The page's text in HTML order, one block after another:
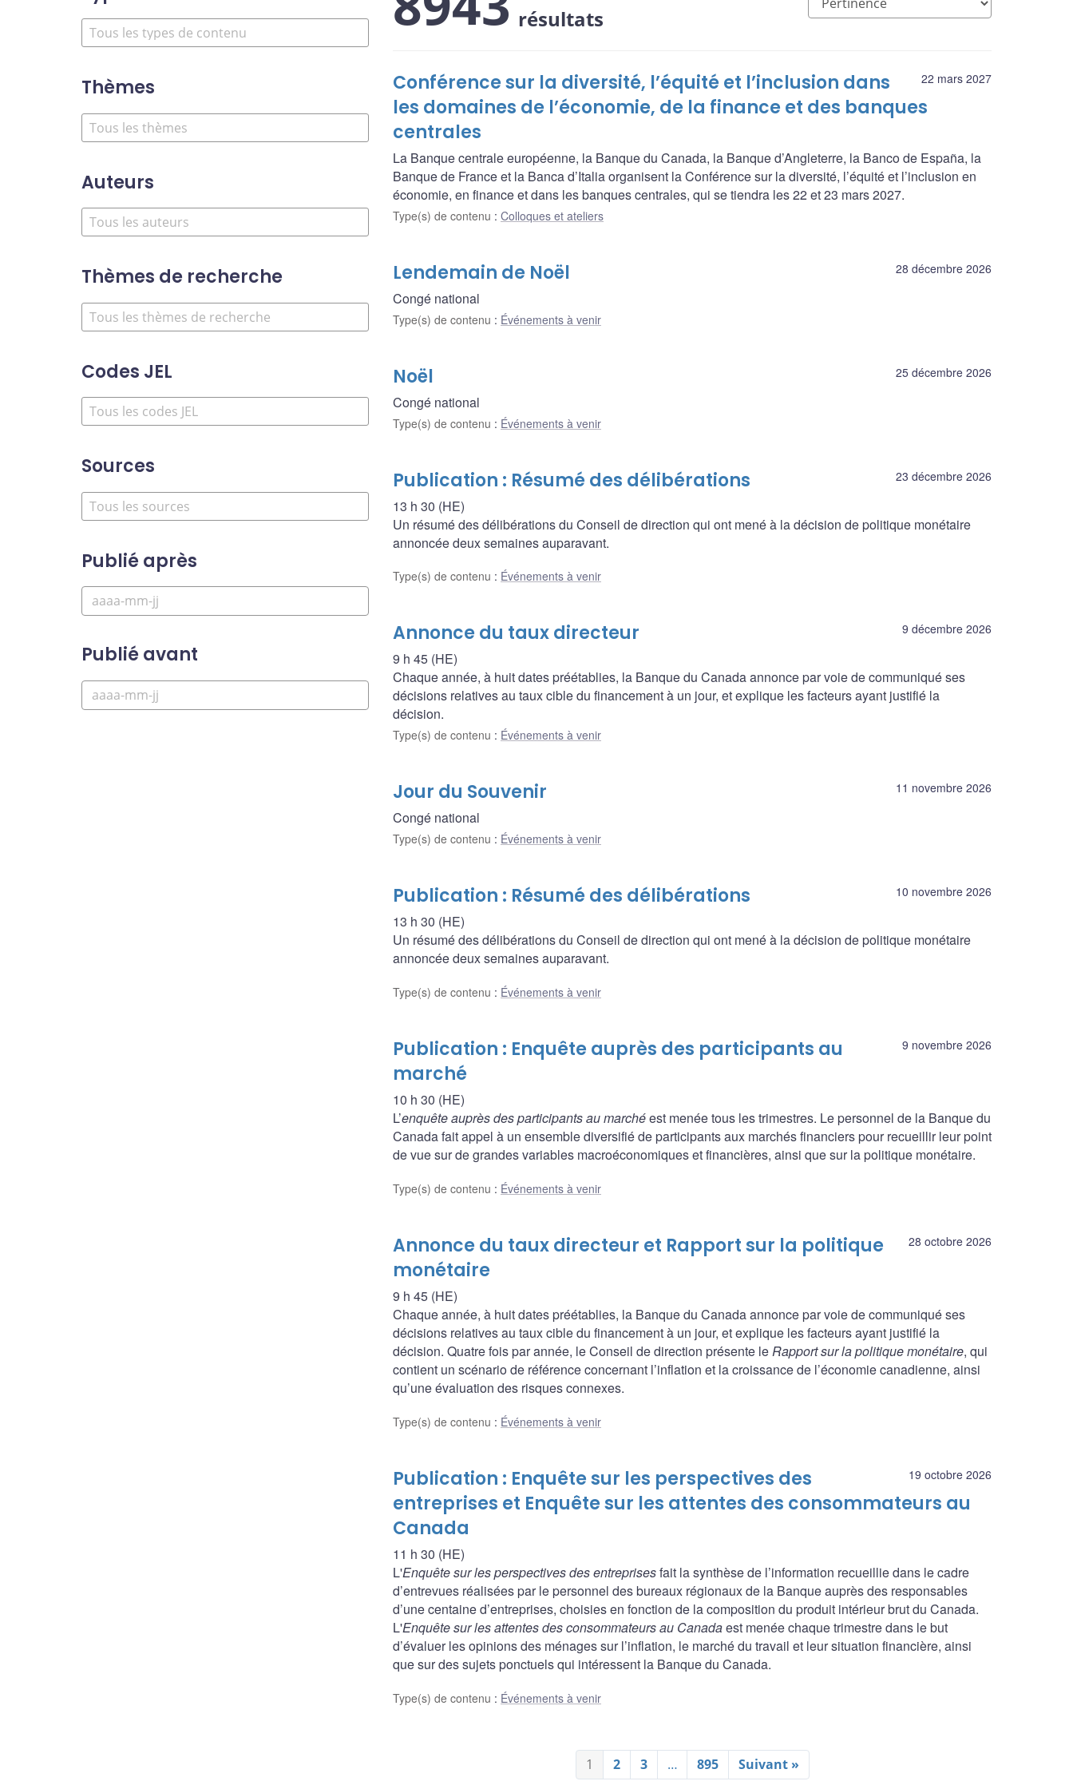
Thèmes
Auteurs
Thèmes de recherche
Codes JEL
Sources
Publié après
Publié avant
résultats
22 mars 2027
Conférence sur la diversité, l’équité et l’inclusion dans
les domaines de l’économie, de la finance et des banques
centrales
La Banque centrale européenne, la Banque du Canada, la Banque d’Angleterre, la Banco de España, la
Banque de France et la Banca d’Italia organisent la Conférence sur la diversité, l’équité et l’inclusion en
économie, en finance et dans les banques centrales, qui se tiendra les 22 et 23 mars 2027.
Type(s) de contenu : Colloques et ateliers
28 décembre 2026
Lendemain de Noël
Congé national
Type(s) de contenu : Événements à venir
25 décembre 2026
Noël
Congé national
Type(s) de contenu : Événements à venir
23 décembre 2026
Publication : Résumé des délibérations
13 h 30 (HE)
Un résumé des délibérations du Conseil de direction qui ont mené à la décision de politique monétaire
annoncée deux semaines auparavant.
Type(s) de contenu : Événements à venir
9 décembre 2026
Annonce du taux directeur
9 h 45 (HE)
Chaque année, à huit dates préétablies, la Banque du Canada annonce par voie de communiqué ses
décisions relatives au taux cible du financement à un jour, et explique les facteurs ayant justifié la
décision.
Type(s) de contenu : Événements à venir
11 novembre 2026
Jour du Souvenir
Congé national
Type(s) de contenu : Événements à venir
10 novembre 2026
Publication : Résumé des délibérations
13 h 30 (HE)
Un résumé des délibérations du Conseil de direction qui ont mené à la décision de politique monétaire
annoncée deux semaines auparavant.
Type(s) de contenu : Événements à venir
9 novembre 2026
Publication : Enquête auprès des participants au
marché
10 h 30 (HE)
L’enquête auprès des participants au marchéest menée tous les trimestres. Le personnel de la Banque du
Canada fait appel à un ensemble diversifié de participants aux marchés financiers pour recueillir leur point
de vue sur de grandes variables macroéconomiques et financières, ainsi que sur la politique monétaire.
Type(s) de contenu : Événements à venir
28 octobre 2026
Annonce du taux directeur et Rapport sur la politique
monétaire
9 h 45 (HE)
Chaque année, à huit dates préétablies, la Banque du Canada annonce par voie de communiqué ses
décisions relatives au taux cible du financement à un jour, et explique les facteurs ayant justifié la
décision. Quatre fois par année, le Conseil de direction présente leRapport sur la politique monétaire, qui
contient un scénario de référence concernant l’inflation et la croissance de l’économie canadienne, ainsi
qu’une évaluation des risques connexes.
Type(s) de contenu : Événements à venir
19 octobre 2026
Publication : Enquête sur les perspectives des
entreprises et Enquête sur les attentes des consommateurs au
Canada
11 h 30 (HE)
L'Enquête sur les perspectives des entreprisesfait la synthèse de l’information recueillie dans le cadre
d’entrevues réalisées par le personnel des bureaux régionaux de la Banque auprès des responsables
d’une centaine d’entreprises, choisies en fonction de la composition du produit intérieur brut du Canada.
L'Enquête sur les attentes des consommateurs au Canadaest menée chaque trimestre dans le but
d’évaluer les opinions des ménages sur l’inflation, le marché du travail et leur situation financière, ainsi
que sur des sujets ponctuels qui intéressent la Banque du Canada.
Type(s) de contenu : Événements à venir
1 2 3 … 895 Suivant »